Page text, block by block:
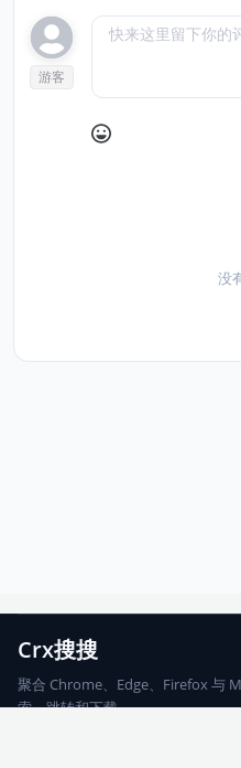
游客
没
Crx搜搜
聚合 Chrome、Edge、Firefox 与
索、跳转和下载。